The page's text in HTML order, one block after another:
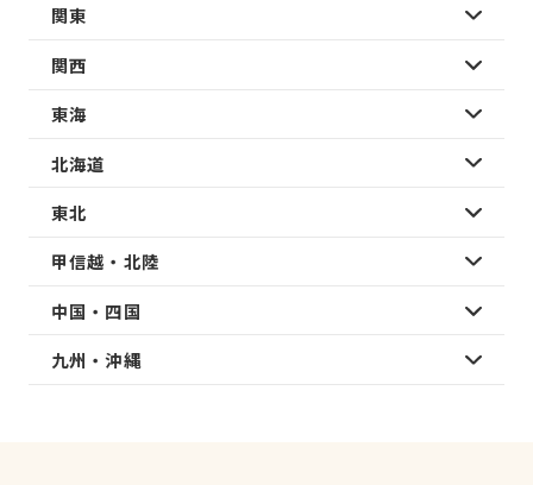
関東
関西
東海
北海道
東北
甲信越・北陸
中国・四国
九州・沖縄